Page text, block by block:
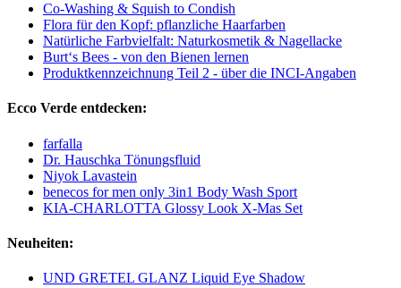
Co-Washing & Squish to Condish
Flora für den Kopf: pflanzliche Haarfarben
Natürliche Farbvielfalt: Naturkosmetik & Nagellacke
Burt‘s Bees - von den Bienen lernen
Produktkennzeichnung Teil 2 - über die INCI-Angaben
Ecco Verde entdecken:
farfalla
Dr. Hauschka Tönungsfluid
Niyok Lavastein
benecos for men only 3in1 Body Wash Sport
KIA-CHARLOTTA Glossy Look X-Mas Set
Neuheiten:
UND GRETEL GLANZ Liquid Eye Shadow